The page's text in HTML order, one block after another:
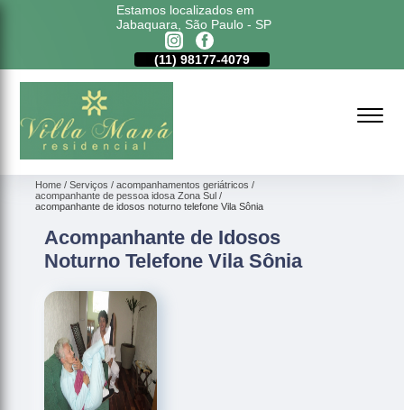
Estamos localizados em
Jabaquara, São Paulo - SP
(11) 98177-4079
Home Serviços
acompanhamentos geriátricos
acompanhante de pessoa idosa Zona Sul
acompanhante de idosos noturno telefone Vila Sônia
Acompanhante de Idosos
Noturno Telefone Vila Sônia